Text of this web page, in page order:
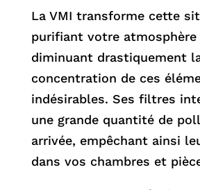
La VMI transforme cette
purifiant votre atmosphère
diminuant drastiquement
concentration de ces
indésirables. Ses filtres
une grande quantité de
arrivée, empêchant ainsi
dans vos chambres et